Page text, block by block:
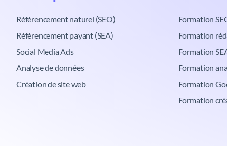
Référencement naturel (SEO)
Référencement payant (SEA)
Social Media Ads
Analyse de données
Création de site web
Formation
Formation
Formation
Formation
Formation
Formation